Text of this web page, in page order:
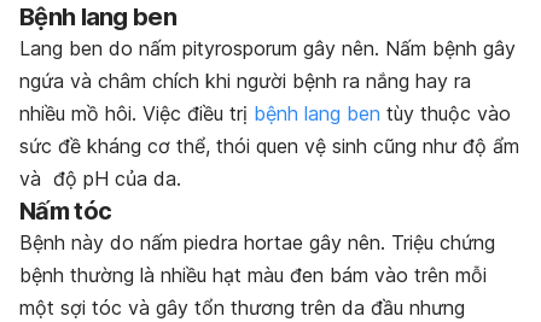
Bệnh lang ben
Lang ben do nấm pityrosporum gây nên. Nấm bệnh gây
ngứa và châm chích khi người bệnh ra nắng hay ra
nhiều mồ hôi. Việc điều trị bệnh lang ben tùy thuộc vào
sức đề kháng cơ thể, thói quen vệ sinh cũng như độ ẩm
và độ pH của da.
Nấm tóc
Bệnh này do nấm piedra hortae gây nên. Triệu chứng
bệnh thường là nhiều hạt màu đen bám vào trên mỗi
một sợi tóc và gây tổn thương trên da đầu nhưng